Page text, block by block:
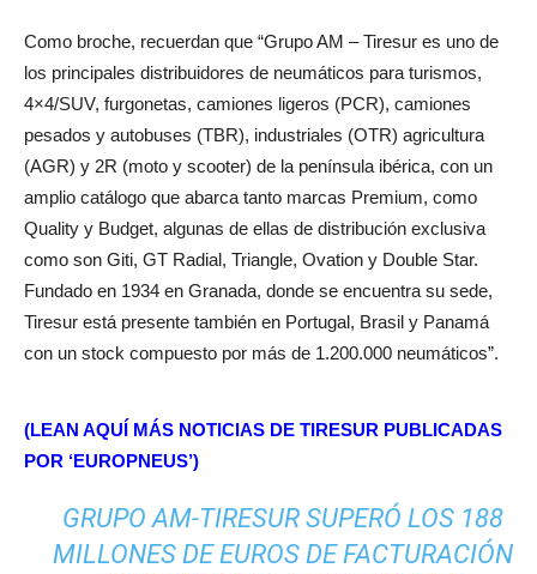
Como broche, recuerdan que “Grupo AM – Tiresur es uno de
los principales distribuidores de neumáticos para turismos,
4×4/SUV, furgonetas, camiones ligeros (PCR), camiones
pesados y autobuses (TBR), industriales (OTR) agricultura
(AGR) y 2R (moto y scooter) de la península ibérica, con un
amplio catálogo que abarca tanto marcas Premium, como
Quality y Budget, algunas de ellas de distribución exclusiva
como son Giti, GT Radial, Triangle, Ovation y Double Star.
Fundado en 1934 en Granada, donde se encuentra su sede,
Tiresur está presente también en Portugal, Brasil y Panamá
con un stock compuesto por más de 1.200.000 neumáticos”.
(LEAN AQUÍ MÁS NOTICIAS DE TIRESUR PUBLICADAS
POR ‘EUROPNEUS’)
GRUPO AM-TIRESUR SUPERÓ LOS 188
MILLONES DE EUROS DE FACTURACIÓN